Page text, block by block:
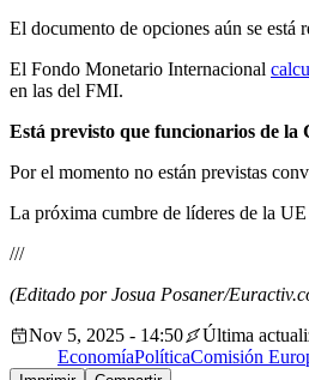
El documento de opciones aún se está
El Fondo Monetario Internacional
en las del FMI.
Está previsto que funcionarios de la
Por el momento no están previstas
La próxima cumbre de líderes de la
///
(Editado por Josua Posaner/
Nov 5, 2025 - 14:50
Última
EconomíaPolíticaComisión